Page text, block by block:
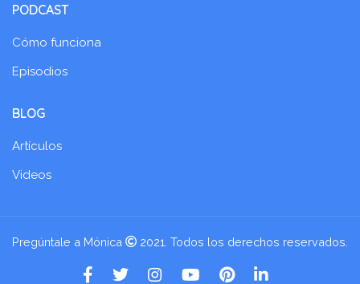
PODCAST
Cómo funciona
Episodios
BLOG
Artículos
Videos
Pregúntale a Mónica 2021. Todos los derechos reservados.